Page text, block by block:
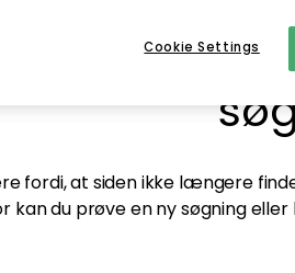
fandt
fordi, at siden ikke længere
kan du prøve en ny søgning
Cookie Settings